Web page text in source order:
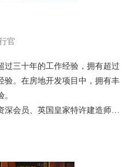
官
过三十年的工作经验，拥有超过
验。在房地开发项目中，拥有丰
会员、英国皇家特许建造师学